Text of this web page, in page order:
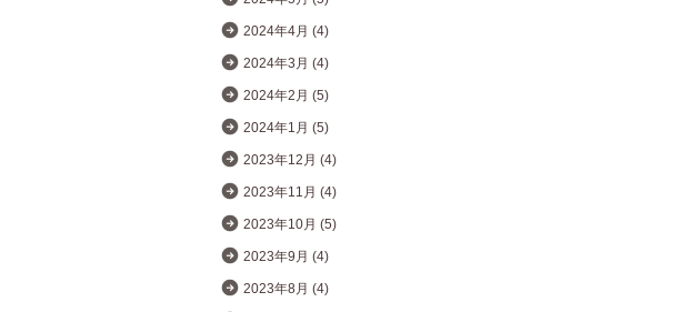
2024年4月 (4)
2024年3月 (4)
2024年2月 (5)
2024年1月 (5)
2023年12月 (4)
2023年11月 (4)
2023年10月 (5)
2023年9月 (4)
2023年8月 (4)